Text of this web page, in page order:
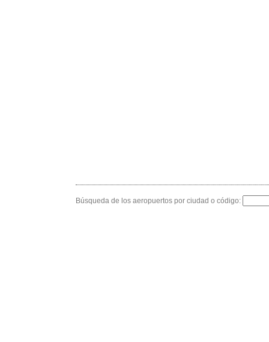
Búsqueda de los aeropuertos por ciudad o código: